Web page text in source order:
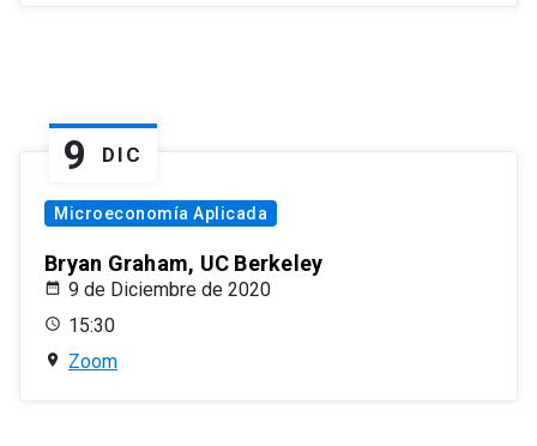
9 DIC
Microeconomía Aplicada
Bryan Graham, UC Berkeley
9 de Diciembre de 2020
15:30
Zoom